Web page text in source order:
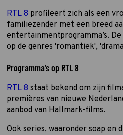
RTL 8 profileert zich als een
familiezender met een breed
entertainmentprogramma’s.
op de genres 'romantiek',
Programma’s op RTL 8
RTL 8 staat bekend om zijn
premières van nieuwe
aanbod van Hallmark-films.
Ook series, waaronder soap en